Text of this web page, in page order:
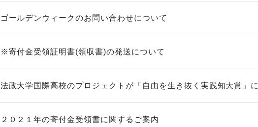
ゴールデンウィークのお問い合わせについて
※寄付金受領証明書(領収書)の発送について
法政大学国際高校のプロジェクトが「自由を生き抜く実践知大賞」
２０２１年の寄付金受領書に関するご案内